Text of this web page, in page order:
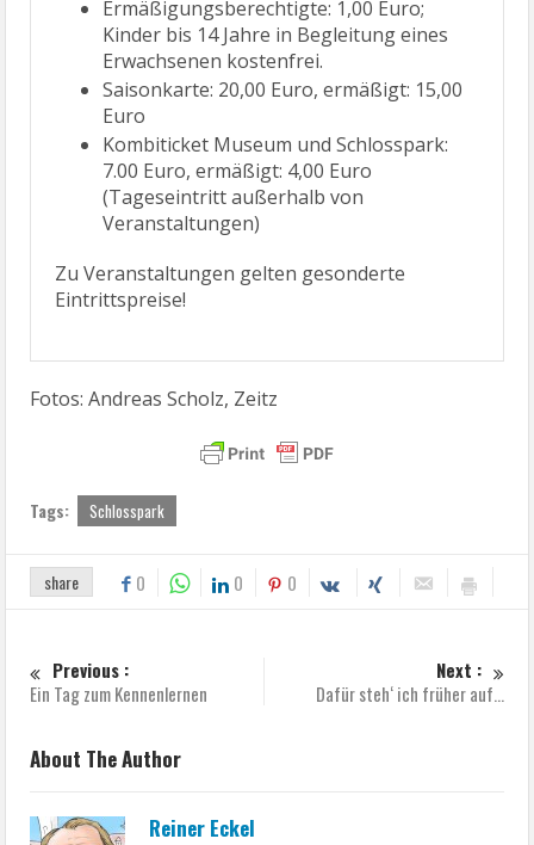
Ermäßigungsberechtigte: 1,00 Euro;
Kinder bis 14 Jahre in Begleitung eines
Erwachsenen kostenfrei.
Saisonkarte: 20,00 Euro, ermäßigt: 15,00
Euro
Kombiticket Museum und Schlosspark:
7.00 Euro, ermäßigt: 4,00 Euro
(Tageseintritt außerhalb von
Veranstaltungen)
Zu Veranstaltungen gelten gesonderte
Eintrittspreise!
Fotos: Andreas Scholz, Zeitz
Tags: Schlosspark
share 0 0 0
Previous :
Ein Tag zum Kennenlernen
Next :
Dafür steh‘ ich früher auf…
About The Author
Reiner Eckel